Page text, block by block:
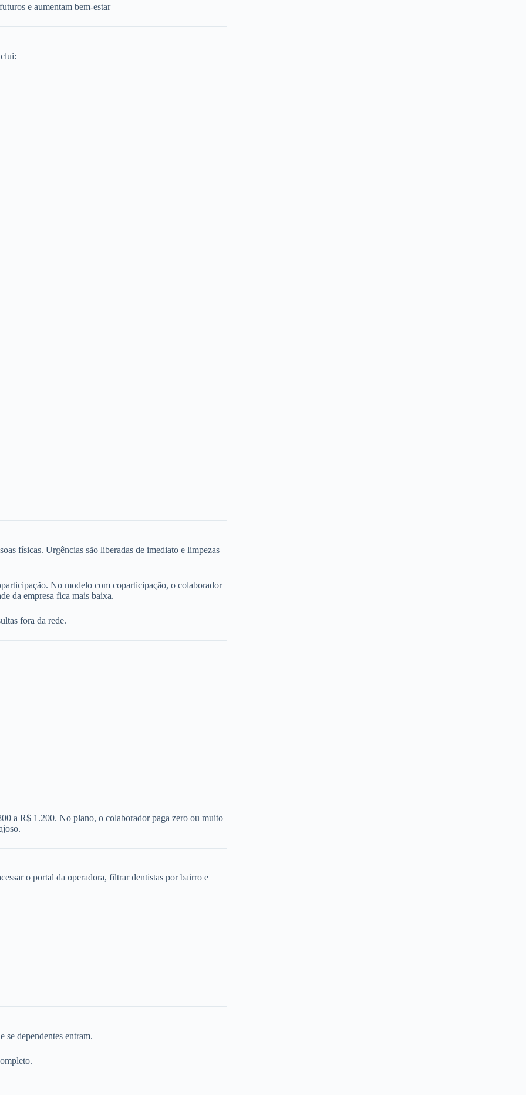
e aumentam bem-estar
físicas. Urgências são liberadas de imediato e limpezas
No modelo com coparticipação, o colaborador
da empresa fica mais baixa.
fora da rede.
a R$ 1.200. No plano, o colaborador paga zero ou muito
o portal da operadora, filtrar dentistas por bairro e
se dependentes entram.